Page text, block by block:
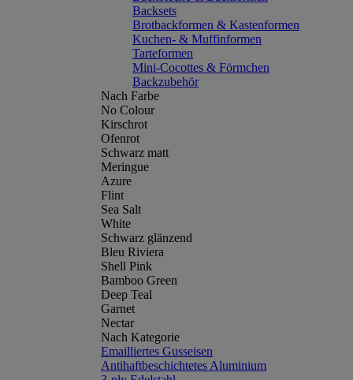
Backsets
Brotbackformen & Kastenformen
Kuchen- & Muffinformen
Tarteformen
Mini-Cocottes & Förmchen
Backzubehör
Nach Farbe
No Colour
Kirschrot
Ofenrot
Schwarz matt
Meringue
Azure
Flint
Sea Salt
White
Schwarz glänzend
Bleu Riviera
Shell Pink
Bamboo Green
Deep Teal
Garnet
Nectar
Nach Kategorie
Emailliertes Gusseisen
Antihaftbeschichtetes Aluminium